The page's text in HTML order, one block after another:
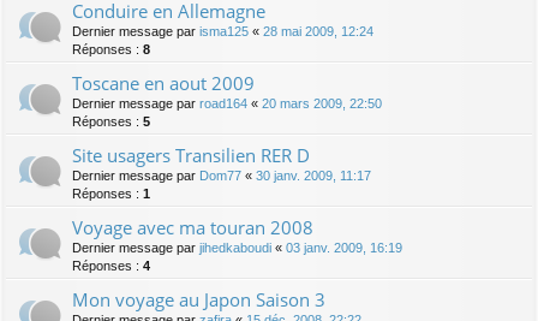
Conduire en Allemagne
Dernier message par isma125 « 28 mai 2009, 12:24
Réponses : 8
Toscane en aout 2009
Dernier message par road164 « 20 mars 2009, 22:50
Réponses : 5
Site usagers Transilien RER D
Dernier message par Dom77 « 30 janv. 2009, 11:17
Réponses : 1
Voyage avec ma touran 2008
Dernier message par jihedkaboudi « 03 janv. 2009, 16:19
Réponses : 4
Mon voyage au Japon Saison 3